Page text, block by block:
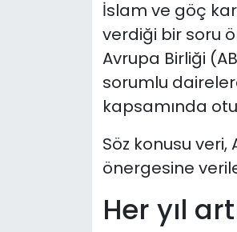
İslam ve göç
verdiği bir soru
Avrupa Birliği
sorumlu
kapsamında
Söz konusu
önergesine
Her yıl